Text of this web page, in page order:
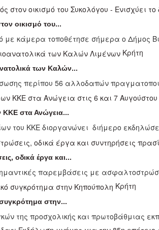
οικισμό του...
με κάμερα τοποθέτησε σήμερα ο Δήμος
Κρήτη
των Καλών...
περίπου 56 αλλοδαπών
ΚΚΕ στα Ανώγεια...
του ΚΚΕ διοργανώνει διήμερο
οδικά έργα και...
παρεμβάσεις με
Κρήτη
στην...
της προσχολικής και πρωτοβάθμιας